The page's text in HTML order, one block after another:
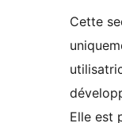
Cette
Elle est